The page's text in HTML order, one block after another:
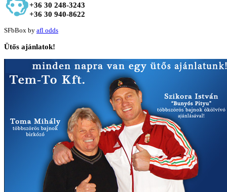
+36 30 248-3243
+36 30 940-8622
SFbBox by afl odds
Ütős ajánlatok!